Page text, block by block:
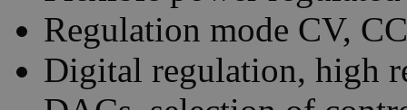
Regulation mode CV,
Digital regulation, high